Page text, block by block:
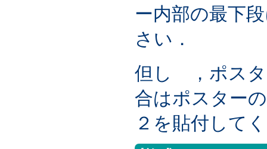
ー内部の最下
さい．
但し ，ポスタ
合はポスター
２を貼付して